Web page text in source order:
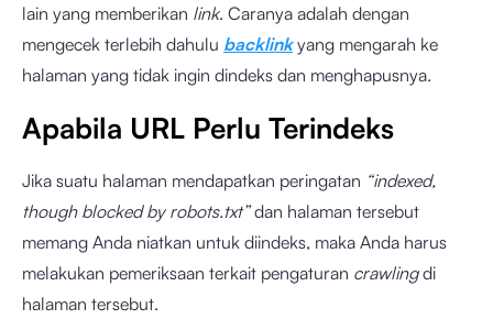
lain yang memberikan link. Caranya adalah dengan
mengecek terlebih dahulu backlinkyang mengarah ke
halaman yang tidak ingin dindeks dan menghapusnya.
Apabila URL Perlu Terindeks
Jika suatu halaman mendapatkan peringatan “indexed,
though blocked by robots.txt”dan halaman tersebut
memang Anda niatkan untuk diindeks, maka Anda harus
melakukan pemeriksaan terkait pengaturan crawlingdi
halaman tersebut.